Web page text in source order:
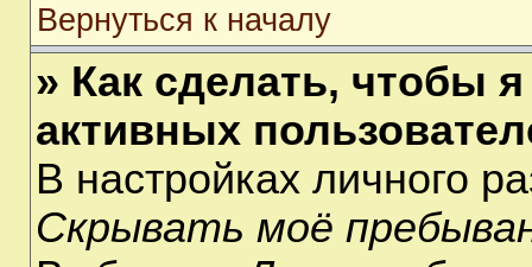
Вернуться к началу
» Как сделать, чтобы
активных
В настройках личного
Скрывать моё